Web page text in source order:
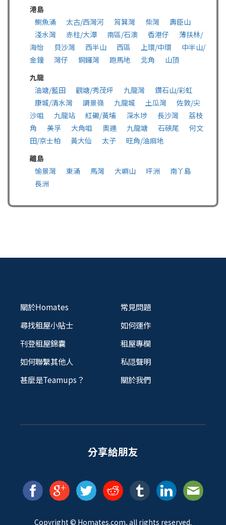
港島
鰂魚涌
太古/西灣河 筲箕灣 柴灣
壽臣山
淺水灣
赤柱/大潭 南區/石澳 香港仔
薄扶林/
海怡
貝沙灣 西半山 西區 上環/中環
中半山/
金鐘
灣仔 銅鑼灣 跑馬地 北角
山頂
九龍
油塘/藍田
觀塘/秀茂坪 九龍灣
鑽石山/彩虹
康城/清水灣
調景嶺 九龍城 土瓜灣
佐敦/尖
沙咀
九龍站 紅磡/黃埔 深水埗 長沙灣
荔枝
角
美孚 大角咀 奧運 九龍塘 石硤尾
何文
田/京士柏
黃大仙 太子
旺角/油麻地
離島
愉景灣
東涌 馬灣 大嶼山 坪洲
南丫島
長洲
關於Homates
尋找租屋小貼士
刊登租屋錦囊
如何聯繫其他人
甚麼是Teamups？
常見問題
如何運作
租屋專欄
私隠聲明
關於我們
分享給朋友
Copyright © Homates.com, all rights reserved.